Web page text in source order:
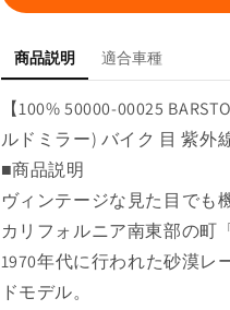
ー
ー
ゥ
ル
ー
ゴ
ー
ル
ド
ミ
ー
ー
ゥ
ル
ゴ
ー
ル
ド
商品説明 適合車種
【100% 50000-00025
ルドミラー) バイク 目 紫外
■商品説明
ヴィンテージな見た目でも
カリフォルニア南東部の町
1970年代に行われた砂漠レ
ドモデル。